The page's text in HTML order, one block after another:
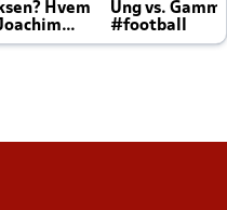
Hvem
Ung vs.
#football